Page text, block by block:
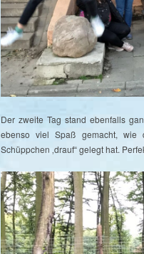
Der zweite Tag stand ebenfalls
ebenso viel Spaß gemacht,
Schüppchen ‚drauf“ gelegt hat.